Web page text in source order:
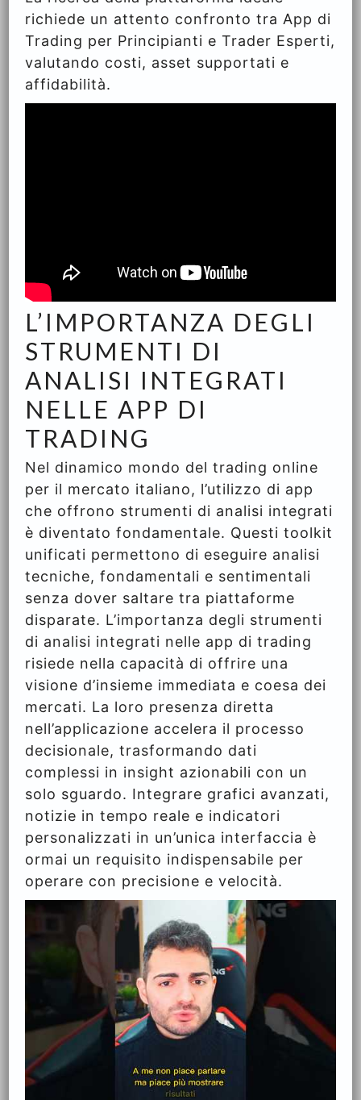
richiede un attento confronto tra App di
Trading per Principianti e Trader Esperti,
valutando costi, asset supportati e
affidabilità.
L’IMPORTANZA DEGLI
STRUMENTI DI
ANALISI INTEGRATI
NELLE APP DI
TRADING
Nel dinamico mondo del trading online
per il mercato italiano, l’utilizzo di app
che offrono strumenti di analisi integrati
è diventato fondamentale. Questi toolkit
unificati permettono di eseguire analisi
tecniche, fondamentali e sentimentali
senza dover saltare tra piattaforme
disparate. L’importanza degli strumenti
di analisi integrati nelle app di trading
risiede nella capacità di offrire una
visione d’insieme immediata e coesa dei
mercati. La loro presenza diretta
nell’applicazione accelera il processo
decisionale, trasformando dati
complessi in insight azionabili con un
solo sguardo. Integrare grafici avanzati,
notizie in tempo reale e indicatori
personalizzati in un’unica interfaccia è
ormai un requisito indispensabile per
operare con precisione e velocità.